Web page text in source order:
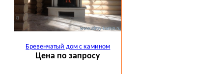
Бревенчатый дом с камином
Цена по запросу